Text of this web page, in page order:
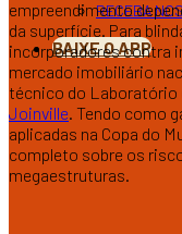
RECEBA
BAIXE O APP
empreendimento
da superfície. Para
incorporadores contra
mercado imobiliário
técnico do Laboratório
Joinville. Tendo como
aplicadas na Copa do
completo sobre os
megaestruturas.